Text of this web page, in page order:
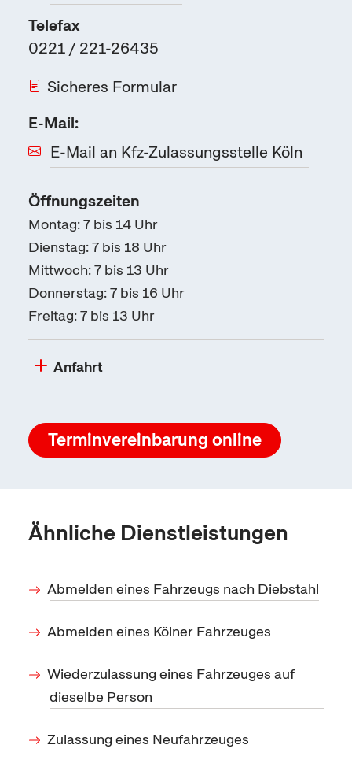
Telefax
0221 / 221-26435
Sicheres Formular
E-Mail:
E-Mail an Kfz-Zulassungsstelle Köln
Öffnungszeiten
Montag: 7 bis 14 Uhr
Dienstag: 7 bis 18 Uhr
Mittwoch: 7 bis 13 Uhr
Donnerstag: 7 bis 16 Uhr
Freitag: 7 bis 13 Uhr
Anfahrt
Terminvereinbarungonline
Ähnliche Dienstleistungen
Abmelden eines Fahrzeugs nach Diebstahl
Abmelden eines Kölner Fahrzeuges
Wiederzulassung eines Fahrzeuges auf
dieselbe Person
Zulassung eines Neufahrzeuges